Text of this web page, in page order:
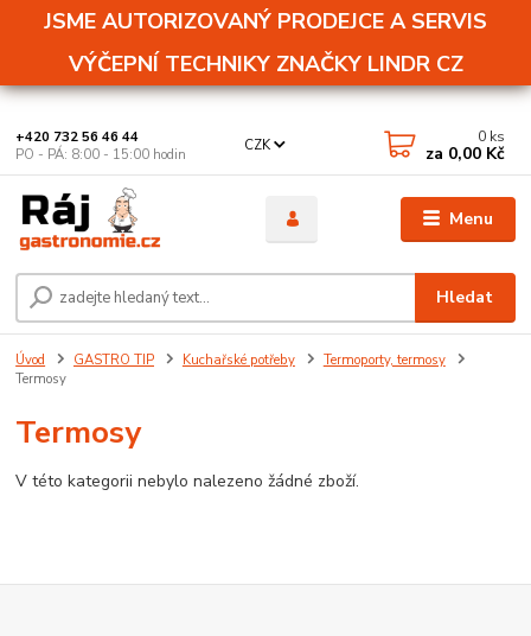
JSME AUTORIZOVANÝ PRODEJCE A SERVIS
VÝČEPNÍ TECHNIKY ZNAČKY LINDR CZ
Menu
CZK
Hledat
+420 732 56 46 44
PO - PÁ: 8:00 - 15:00 hodin
0 ks
za 0,00 Kč
Úvod GASTRO TIP Kuchařské potřeby
Termoporty, termosy
Termosy
Termosy
V této kategorii nebylo nalezeno žádné zboží.